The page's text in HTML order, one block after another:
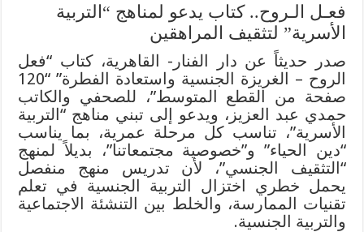
فعـل الـروح.. كتاب يدعو لمناهج “التربية
الأسرية” لتثقيف المراهقين
صدر حديثاً عن دار الفنار- القاهرية، كتاب “فعل
الروح – الغريزة الجنسية واستعادة الفطرة” “120
صفحة من القطع المتوسط”، للصحفي والكاتب
حمدي عبد العزيز، ويدعو إلى تبني مناهج “التربية
الأسرية”، تناسب كل مرحلة عمرية، بما يناسب
“دين الحياء” و”خصوصية مجتمعاتنا”، بديلاً لمنهج
“التثقيف الجنسي”، لأن تدريس منهج منفصل
يحمل خطري اختزال التربية الجنسية في تعلم
تقنيات الممارسة، والخلط بين التنشئة الاجتماعية
والتربية الجنسية.